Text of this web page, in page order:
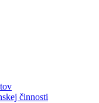
činnosti